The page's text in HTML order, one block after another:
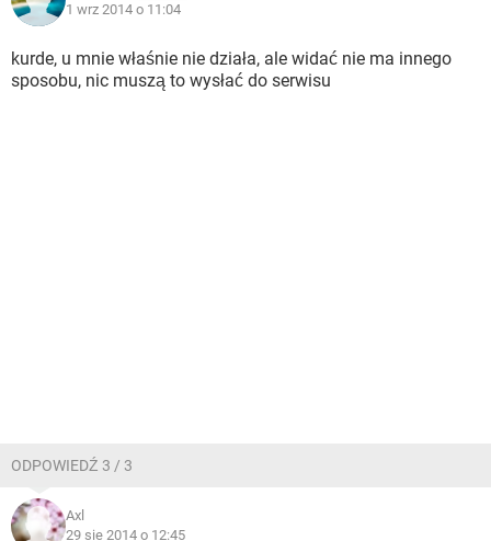
1 wrz 2014 o 11:04
kurde, u mnie właśnie nie działa, ale widać nie ma innego
sposobu, nic muszą to wysłać do serwisu
ODPOWIEDŹ 3 / 3
Axl
29 sie 2014 o 12:45